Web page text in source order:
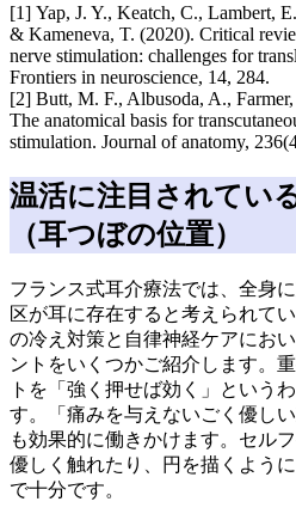
[1] Yap, J. Y., Keatch, C., Lambert,
& Kameneva, T. (2020). Critical
nerve stimulation: challenges for
Frontiers in neuroscience, 14, 284.
[2] Butt, M. F., Albusoda, A.,
The anatomical basis for
stimulation. Journal of anatomy,
温活に注目されてい
（耳つぼの位置）
フランス式耳介療法では、全身
区が耳に存在すると考えられて
の冷え対策と自律神経ケアにお
ントをいくつかご紹介します。
トを「強く押せば効く」という
す。「痛みを与えないごく優し
も効果的に働きかけます。セル
優しく触れたり、円を描くよう
で十分です。